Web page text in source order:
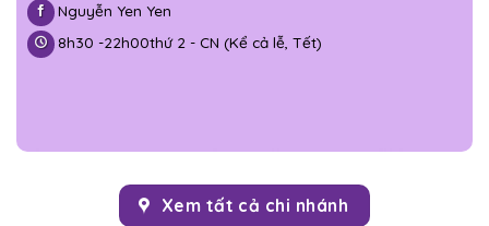
Nguyễn Yen Yen
8h30 -22h00thứ 2 - CN (Kể cả lễ, Tết)
Xem tất cả chi nhánh